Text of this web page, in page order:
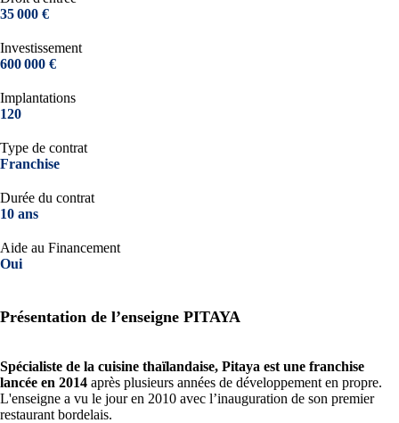
35 000 €
Investissement
600 000 €
Implantations
120
Type de contrat
Franchise
Durée du contrat
10 ans
Aide au Financement
Oui
Présentation de l’enseigne PITAYA
Spécialiste de la cuisine thaïlandaise, Pitaya est une franchise
lancée en 2014 après plusieurs années de développement en propre.
L'enseigne a vu le jour en 2010 avec l’inauguration de son premier
restaurant bordelais.